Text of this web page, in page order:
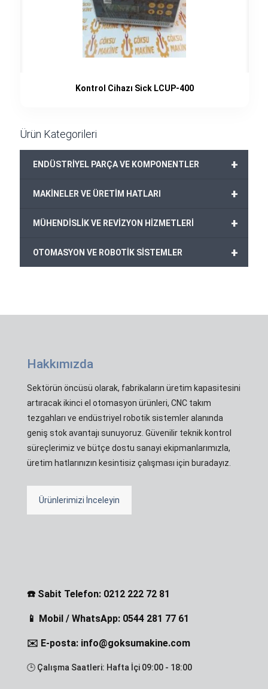
Kontrol Cihazı Sick LCUP-400
Ürün Kategorileri
+
ENDÜSTRİYEL PARÇA VE KOMPONENTLER
+
MAKİNELER VE ÜRETİM HATLARI
+
MÜHENDİSLİK VE REVİZYON HİZMETLERİ
+
OTOMASYON VE ROBOTİK SİSTEMLER
Hakkımızda
Sektörün öncüsü olarak, fabrikaların üretim kapasitesini
artıracak ikinci el otomasyon ürünleri, CNC takım
tezgahları ve endüstriyel robotik sistemler alanında
geniş stok avantajı sunuyoruz. Güvenilir teknik kontrol
süreçlerimiz ve bütçe dostu sanayi ekipmanlarımızla,
üretim hatlarınızın kesintisiz çalışması için buradayız.
Ürünlerimizi İnceleyin
☎️ Sabit Telefon: 0212 222 72 81
📱 Mobil / WhatsApp: 0544 281 77 61
✉️ E-posta: info@goksumakine.com
🕒 Çalışma Saatleri: Hafta İçi 09:00 - 18:00